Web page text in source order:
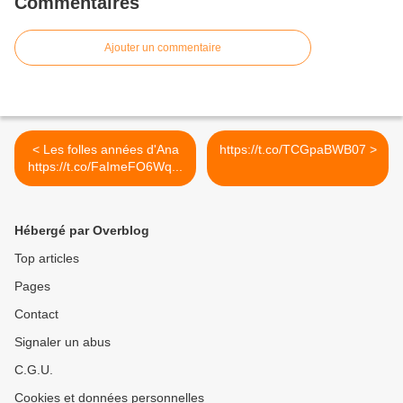
Ajouter un commentaire
< Les folles années d'Ana
https://t.co/FaImeFO6Wq...
https://t.co/TCGpaBWB07 >
Hébergé par Overblog
Top articles
Pages
Contact
Signaler un abus
C.G.U.
Cookies et données personnelles